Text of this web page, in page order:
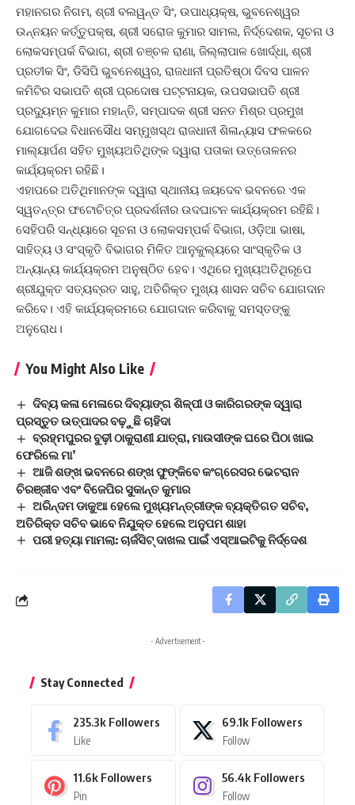
ମହାନଗର ନିଗମ, ଶ୍ରୀ ବଲୱନ୍ତ ସିଂ, ଉପାଧ୍ୟକ୍ଷ, ଭୁବନେଶ୍ୱର
ଉନ୍ନୟନ କର୍ତ୍ତୁପକ୍ଷ, ଶ୍ରୀ ସରୋଜ କୁମାର ସାମଲ, ନିର୍ଦ୍ଦେଶକ, ସୂଚନା ଓ
ଲୋକସମ୍ପର୍କ ବିଭାଗ, ଶ୍ରୀ ଚଞ୍ଚଳ ରାଣା, ଜିଲ୍ଲାପାଳ ଖୋର୍ଦ୍ଧା, ଶ୍ରୀ
ପ୍ରତୀକ ସିଂ, ଡିସିପି ଭୁବନେଶ୍ୱର, ରାଜଧାନୀ ପ୍ରତିଷ୍ଠା ଦିବସ ପାଳନ
କମିଟିର ସଭାପତି ଶ୍ରୀ ପ୍ରଦୋଷ ପଟ୍ଟନାୟକ, ଉପସଭାପତି ଶ୍ରୀ
ପ୍ରଦ୍ୟୁମ୍ନ କୁମାର ମହାନ୍ତି, ସମ୍ପାଦକ ଶ୍ରୀ ସନତ ମିଶ୍ର ପ୍ରମୁଖ
ଯୋଗଦେଇ ବିଧାନସୌଧ ସମ୍ମୁଖସ୍ଥ ରାଜଧାନୀ ଶିଳାନ୍ୟାସ ଫଳକରେ
ମାଲ୍ୟାର୍ପଣ ସହିତ ମୁଖ୍ୟଅତିଥିଙ୍କ ଦ୍ୱାରା ପତାକା ଉତ୍ତୋଳନର
କାର୍ଯ୍ୟକ୍ରମ ରହିଛି।
ଏହାପରେ ଅତିଥିମାନଙ୍କ ଦ୍ୱାରା ସ୍ଥାନୀୟ ଜୟଦେବ ଭବନରେ ଏକ
ସ୍ୱତନ୍ତ୍ର ଫଟୋଚିତ୍ର ପ୍ରଦର୍ଶନୀର ଉଦଘାଟନ କାର୍ଯ୍ୟକ୍ରମ ରହିଛି।
ସେହିପରି ସନ୍ଧ୍ୟାରେ ସୂଚନା ଓ ଲୋକସମ୍ପର୍କ ବିଭାଗ, ଓଡ଼ିଆ ଭାଷା,
ସାହିତ୍ୟ ଓ ସଂସ୍କୃତି ବିଭାଗର ମିଳିତ ଆନୁକୁଲ୍ୟରେ ସାଂସ୍କୃତିକ ଓ
ଅନ୍ୟାନ୍ୟ କାର୍ଯ୍ୟକ୍ରମ ଅନୁଷ୍ଠିତ ହେବ। ଏଥିରେ ମୁଖ୍ୟଅତିଥିରୂପେ
ଶ୍ରୀଯୁକ୍ତ ସତ୍ୟବ୍ରତ ସାହୁ, ଅତିରିକ୍ତ ମୁଖ୍ୟ ଶାସନ ସଚିବ ଯୋଗଦାନ
କରିବେ। ଏହି କାର୍ଯ୍ୟକ୍ରମରେ ଯୋଗଦାନ କରିବାକୁ ସମସ୍ତଙ୍କୁ
ଅନୁରୋଧ।
You Might Also Like
ଦିବ୍ୟ କଳା ମେଳାରେ ଦିବ୍ୟାଙ୍ଗ ଶିଳ୍ପୀ ଓ କାରିଗରଙ୍କ ଦ୍ୱାରା
ପ୍ରସ୍ତୁତ ଉତ୍ପାଦର ବଢ଼ୁଛି ଚାହିଦା
ବ୍ରହ୍ମପୁରର ବୁଢ଼ୀ ଠାକୁରାଣୀ ଯାତ୍ରା, ମାଉସୀଙ୍କ ଘରେ ପିଠା ଖାଇ
ଫେରିଲେ ମା’
ଆଜି ଶଙ୍ଖ ଭବନରେ ଶଙ୍ଖ ଫୁଙ୍କିବେ କଂଗ୍ରେସର ଭେଟରାନ
ଚିରଞ୍ଜୀବ ଏବଂ ବିଜେପିର ସୁକାନ୍ତ କୁମାର
ଅରିନ୍ଦମ ଡାକୁଆ ହେଲେ ମୁଖ୍ୟମନ୍ତ୍ରୀଙ୍କ ବ୍ୟକ୍ତିଗତ ସଚିବ,
ଅତିରିକ୍ତ ସଚିବ ଭାବେ ନିଯୁକ୍ତ ହେଲେ ଅନୁପମ ଶାହା
ପରୀ ହତ୍ୟା ମାମଲା: ଚାର୍ଜସିଟ୍‌ ଦାଖଲ ପାଇଁ ଏସ୍‌ଆଇଟିକୁ ନିର୍ଦ୍ଦେଶ
- Advertisement -
Stay Connected
235.3k Followers
Like
69.1k Followers
Follow
11.6k Followers
Pin
56.4k Followers
Follow